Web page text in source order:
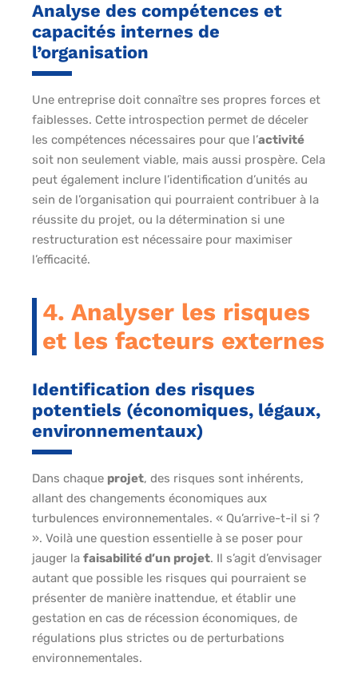
Analyse des compétences et
capacités internes de
l’organisation
Une entreprise doit connaître ses propres forces et
faiblesses. Cette introspection permet de déceler
les compétences nécessaires pour que l’activité
soit non seulement viable, mais aussi prospère. Cela
peut également inclure l’identification d’unités au
sein de l’organisation qui pourraient contribuer à la
réussite du projet, ou la détermination si une
restructuration est nécessaire pour maximiser
l’efficacité.
4. Analyser les risques
et les facteurs externes
Identification des risques
potentiels (économiques, légaux,
environnementaux)
Dans chaque projet, des risques sont inhérents,
allant des changements économiques aux
turbulences environnementales. « Qu’arrive-t-il si ?
». Voilà une question essentielle à se poser pour
jauger la faisabilité d’un projet. Il s’agit d’envisager
autant que possible les risques qui pourraient se
présenter de manière inattendue, et établir une
gestation en cas de récession économiques, de
régulations plus strictes ou de perturbations
environnementales.